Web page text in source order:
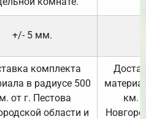
+/- 5 мм.
комплекта
в радиусе 500
от г. Пестова
области и
км.